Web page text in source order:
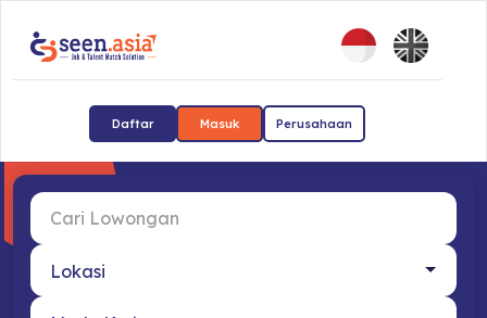
Daftar Masuk Perusahaan